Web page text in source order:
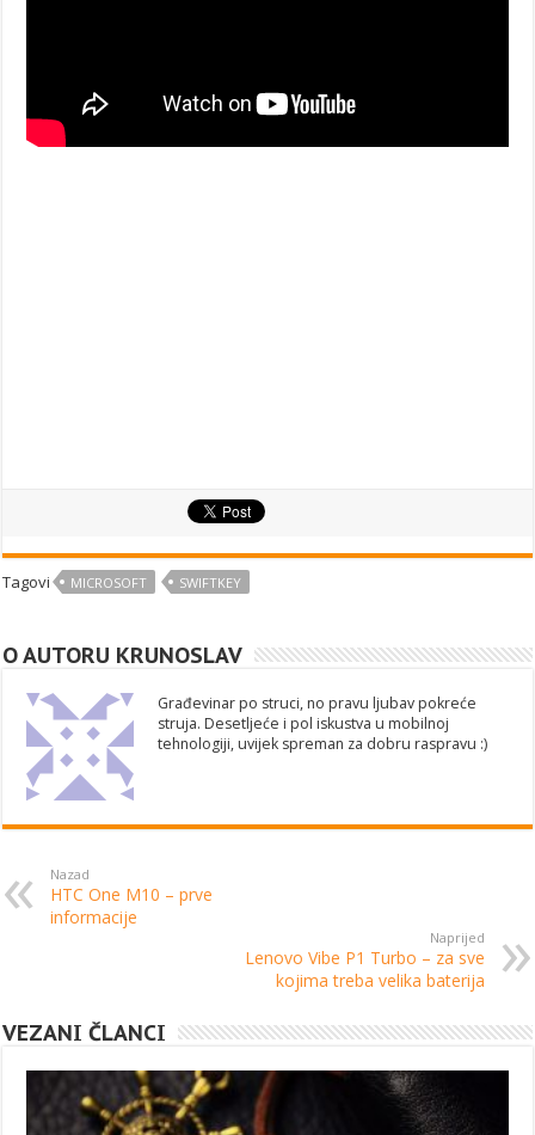
Tagovi MICROSOFT SWIFTKEY
O AUTORU KRUNOSLAV
Građevinar po struci, no pravu ljubav pokreće
struja. Desetljeće i pol iskustva u mobilnoj
tehnologiji, uvijek spreman za dobru raspravu :)
Nazad
HTC One M10 – prve
informacije
Naprijed
Lenovo Vibe P1 Turbo – za sve
kojima treba velika baterija
VEZANI ČLANCI